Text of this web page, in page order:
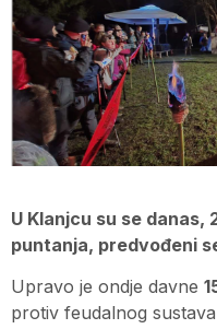
U Klanjcu su se danas,
puntanja, predvođeni
Upravo je ondje davne
protiv feudalnog